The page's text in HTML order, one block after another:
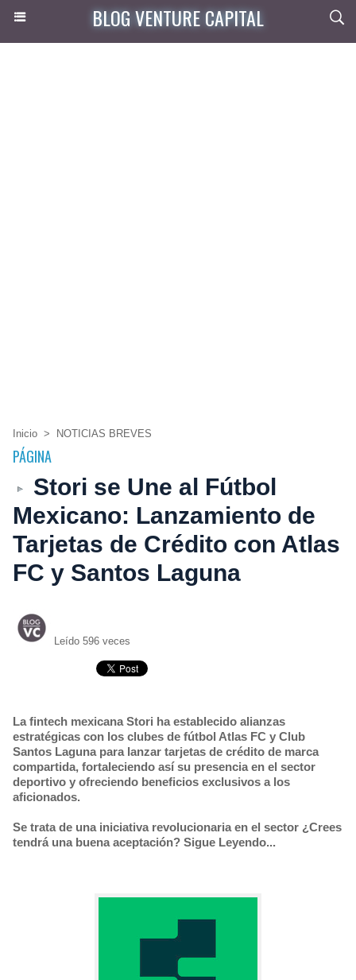
BLOG VENTURE CAPITAL
Inicio > NOTICIAS BREVES
PÁGINA
Stori se Une al Fútbol
Mexicano: Lanzamiento de
Tarjetas de Crédito con Atlas
FC y Santos Laguna
Leído 596 veces
La fintech mexicana Stori ha establecido alianzas
estratégicas con los clubes de fútbol Atlas FC y Club
Santos Laguna para lanzar tarjetas de crédito de marca
compartida, fortaleciendo así su presencia en el sector
deportivo y ofreciendo beneficios exclusivos a los
aficionados.
Se trata de una iniciativa revolucionaria en el sector ¿Crees
tendrá una buena aceptación? Sigue Leyendo...